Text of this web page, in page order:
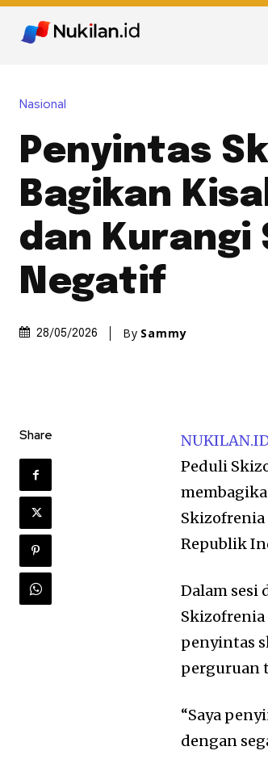
Nasional
Penyintas
Bagikan
dan Kurangi
Negatif
28/05/2026 By Sammy
Share
Peduli
Skizofrenia
Republik
Dalam sesi
penyintas
perguruan
“Saya
dengan